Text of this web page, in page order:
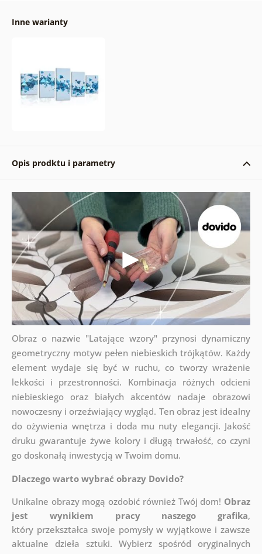
Inne warianty
Opis prodktu i parametry
Obraz o nazwie "Latające wzory" przynosi dynamiczny
geometryczny motyw pełen niebieskich trójkątów. Każdy
element wydaje się być w ruchu, co tworzy wrażenie
lekkości i przestronności. Kombinacja różnych odcieni
niebieskiego oraz białych akcentów nadaje obrazowi
nowoczesny i orzeźwiający wygląd. Ten obraz jest idealny
do ożywienia wnętrza i doda mu nuty elegancji. Jakość
druku gwarantuje żywe kolory i długą trwałość, co czyni
go doskonałą inwestycją w Twoim domu.
Dlaczego warto wybrać obrazy Dovido?
Unikalne obrazy mogą ozdobić również Twój dom! Obraz
jest wynikiem pracy naszego grafika,
który przekształca swoje pomysły w wyjątkowe i zawsze
aktualne dzieła sztuki. Wybierz spośród oryginalnych